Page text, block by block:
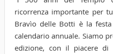
ricorrenza importante per
Bravìo delle Botti è la
calendario annuale. Siamo
edizione, con il piacere